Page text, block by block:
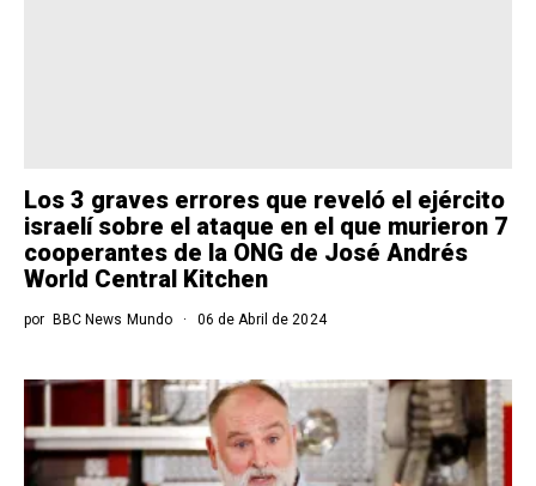
Los 3 graves errores que reveló el ejército
israelí sobre el ataque en el que murieron 7
cooperantes de la ONG de José Andrés
World Central Kitchen
por BBC News Mundo 06 de Abril de 2024